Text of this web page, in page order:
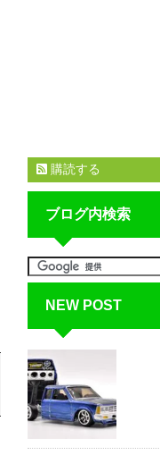
購読する
ブログ内検索
NEW POST